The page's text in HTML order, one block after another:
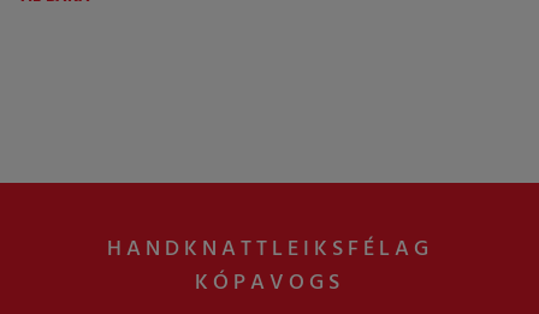
HANDKNATTLEIKSFÉLAG
KÓPAVOGS